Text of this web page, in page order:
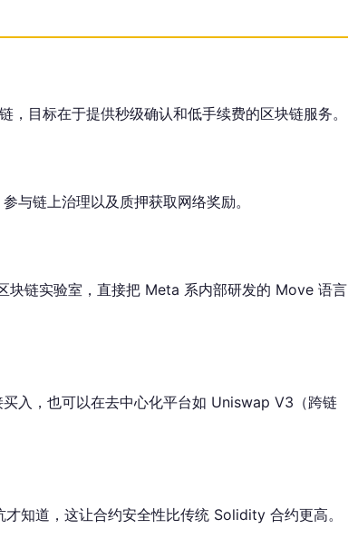
目标在于提供秒级确认和低手续费的区块链服务。
与链上治理以及质押获取网络奖励。
链实验室，直接把 Meta 系内部研发的 Move 语言
入，也可以在去中心化平台如 Uniswap V3（跨链
知道，这让合约安全性比传统 Solidity 合约更高。